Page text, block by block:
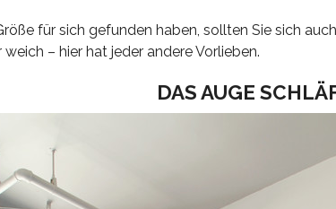
für sich gefunden haben, sollten Sie sich
– hier hat jeder andere Vorlieben.
DAS AUGE